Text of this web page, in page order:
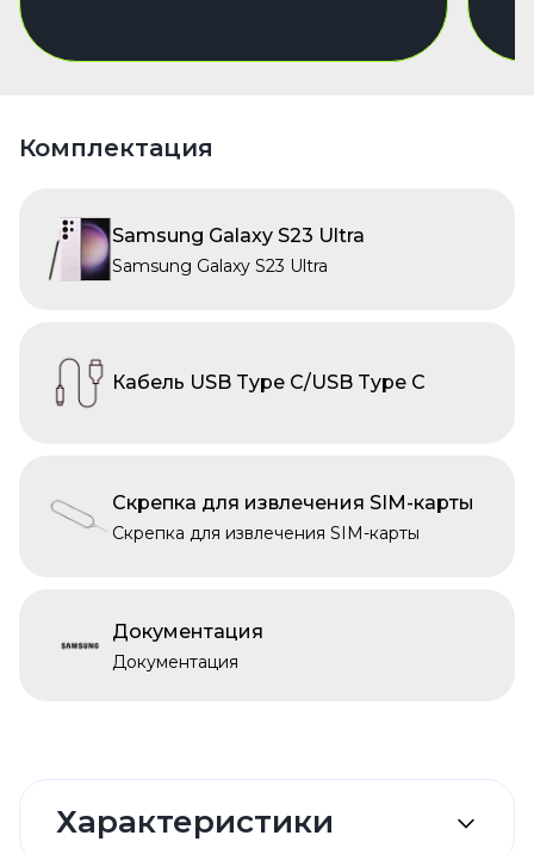
Комплектация
Samsung Galaxy S23 Ultra
Samsung Galaxy S23 Ultra
Кабель USB Type C/USB Type C
Скрепка для извлечения SIM-карты
Скрепка для извлечения SIM-карты
Документация
Документация
Характеристики